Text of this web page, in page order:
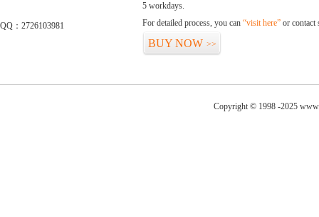
QQ：2726103981
5 workdays.
For detailed process, you can “visit here” or contact
BUY NOW >>
Copyright © 1998 -2025